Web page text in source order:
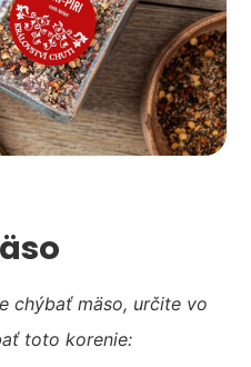
chýbať mäso, určite vo
toto korenie: